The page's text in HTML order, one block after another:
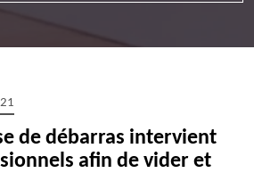
de débarras intervient
afin de vider et